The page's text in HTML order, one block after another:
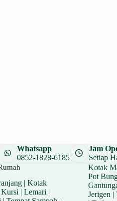
Whatsapp
0852-1828-6185
Jam
Setiap
| Kotak
Kursi | Lemari |
Kotak
Pot
Jerigen |